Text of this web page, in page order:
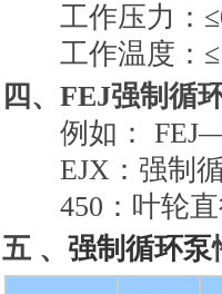
工作压力：
工作温度：
四、 FEJ强制循
例如：
EJX：强制
450：叶轮直
五 、 强制循环泵